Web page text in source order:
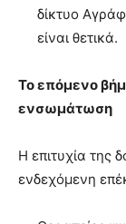
δίκτυο
είναι θετικά.
Το επόμενο
ενσωμάτωση
Η επιτυχία της
ενδεχόμενη